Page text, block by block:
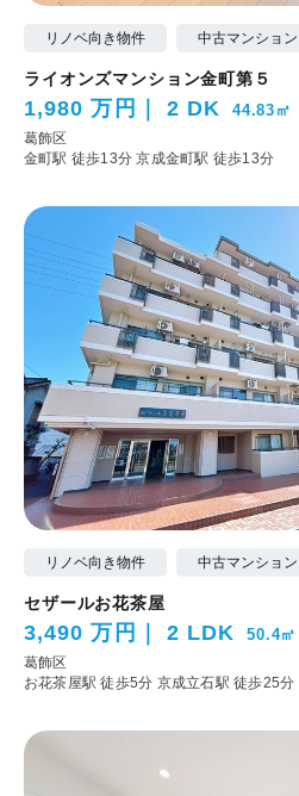
リノベ向き物件 中古マンション
ライオンズマンション金町第５
1,980 万円 2 DK 44.83㎡
葛飾区
金町駅 徒歩13分京成金町駅 徒歩13分
リノベ向き物件 中古マンション
セザールお花茶屋
3,490 万円 2 LDK 50.4㎡
葛飾区
お花茶屋駅 徒歩5分 京成立石駅 徒歩25分